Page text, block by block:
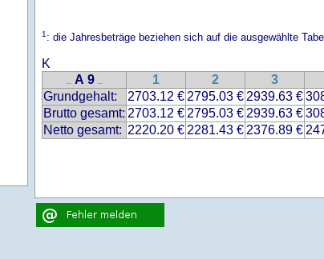
1: die Jahresbeträge beziehen sich auf die ausgewählte
K
.. A 9 .. 1 2 3
Grundgehalt:
2703.12 € 2795.03 € 2939.63 €
Brutto gesamt: 2703.12 € 2795.03 € 2939.63 €
Netto gesamt: 2220.20 € 2281.43 € 2376.89 €